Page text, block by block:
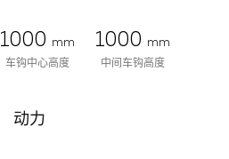
1000 mm
车钩中心高度
1000 mm
中间车钩高度
动力